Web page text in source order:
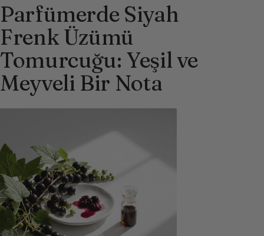
Parfümerde Siyah
Frenk Üzümü
Tomurcuğu: Yeşil ve
Meyveli Bir Nota